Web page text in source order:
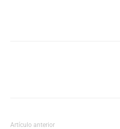
Artículo anterior